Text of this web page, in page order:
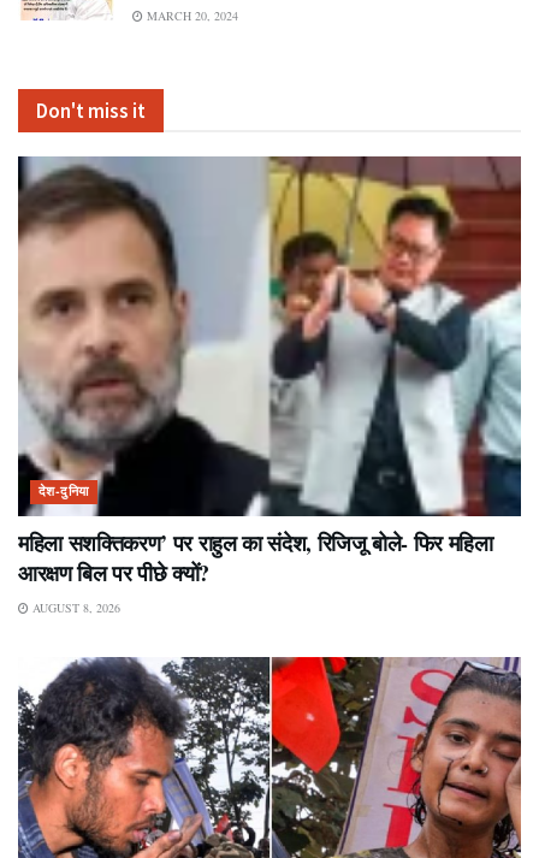
MARCH 20, 2024
Don't miss it
देश-दुनिया
महिला सशक्तिकरण’ पर राहुल का संदेश, रिजिजू बोले- फिर महिला
आरक्षण बिल पर पीछे क्यों?
AUGUST 8, 2026